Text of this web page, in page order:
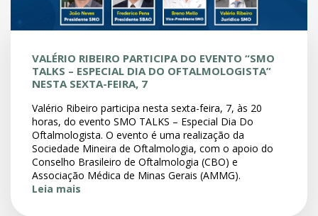
VALÉRIO RIBEIRO PARTICIPA DO EVENTO “SMO
TALKS – ESPECIAL DIA DO OFTALMOLOGISTA”
NESTA SEXTA-FEIRA, 7
Valério Ribeiro participa nesta sexta-feira, 7, às 20
horas, do evento SMO TALKS – Especial Dia Do
Oftalmologista. O evento é uma realização da
Sociedade Mineira de Oftalmologia, com o apoio do
Conselho Brasileiro de Oftalmologia (CBO) e
Associação Médica de Minas Gerais (AMMG).
Leia mais